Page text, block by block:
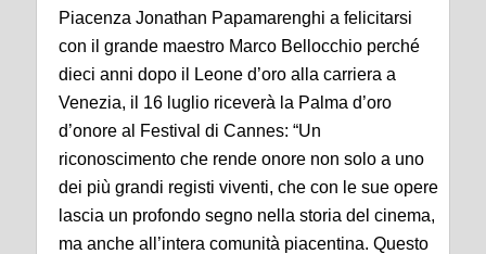
Piacenza Jonathan Papamarenghi a felicitarsi
con il grande maestro Marco Bellocchio perché
dieci anni dopo il Leone d’oro alla carriera a
Venezia, il 16 luglio riceverà la Palma d’oro
d’onore al Festival di Cannes: “Un
riconoscimento che rende onore non solo a uno
dei più grandi registi viventi, che con le sue opere
lascia un profondo segno nella storia del cinema,
ma anche all’intera comunità piacentina. Questo